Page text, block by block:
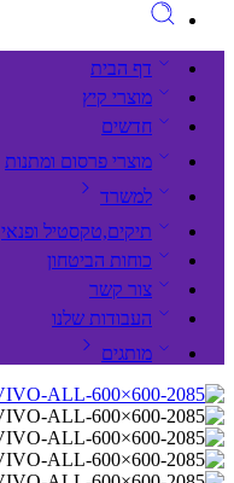
דף הבית
מוצרי קיץ
חדשים
מוצרי פרסום ומתנות
למשרד
תיקים,טקסטיל ופנאי
כוחות הביטחון
צור קשר
העבודות שלנו
מותגים